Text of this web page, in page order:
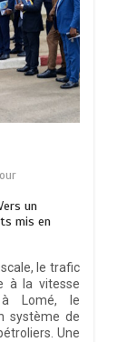
un
mis en
le trafic
à la vitesse
à Lomé, le
système de
Une